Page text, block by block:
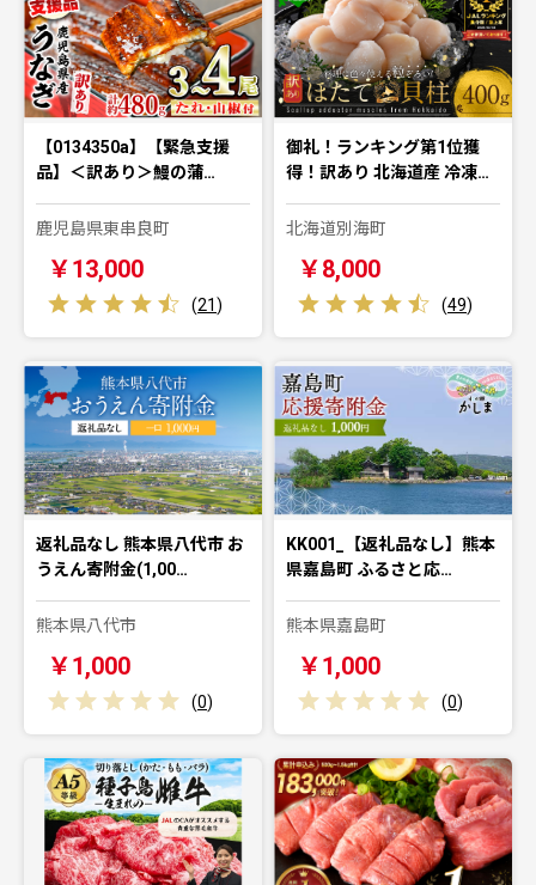
【0134350a】【緊急支援
品】＜訳あり＞鰻の蒲…
鹿児島県東串良町
￥13,000
(21)
御礼！ランキング第1位獲
得！訳あり 北海道産 冷凍…
北海道別海町
￥8,000
(49)
返礼品なし 熊本県八代市 お
うえん寄附金(1,00…
熊本県八代市
￥1,000
(0)
KK001_【返礼品なし】熊本
県嘉島町 ふるさと応…
熊本県嘉島町
￥1,000
(0)